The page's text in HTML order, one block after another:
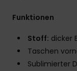
Funktionen
Stoff: dicker
Taschen
Sublimierter